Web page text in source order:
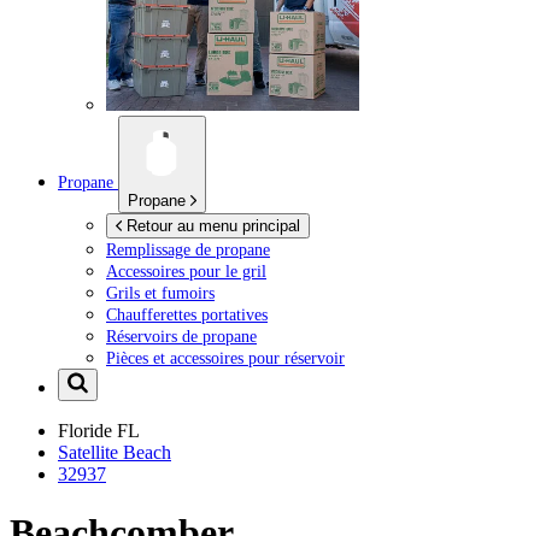
Propane
Propane
Retour au menu principal
Remplissage de propane
Accessoires pour le gril
Grils et fumoirs
Chaufferettes portatives
Réservoirs de propane
Pièces et accessoires pour réservoir
Floride FL
Satellite Beach
32937